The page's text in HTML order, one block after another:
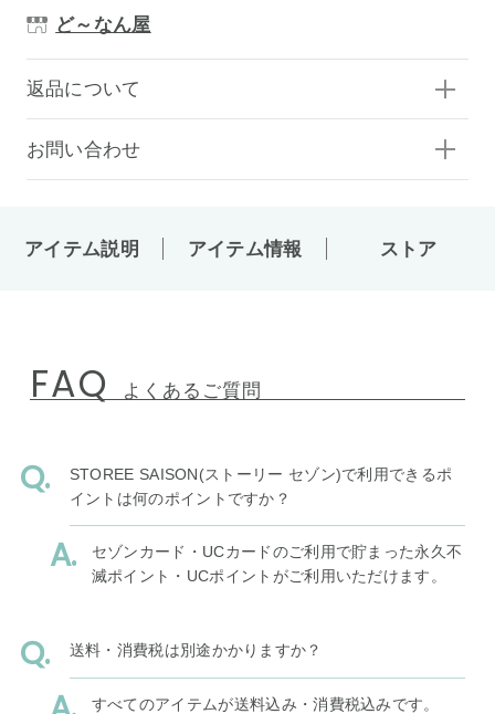
ど～なん屋
返品について
お問い合わせ
アイテム説明 アイテム情報 ストア
FAQ よくあるご質問
STOREE SAISON(ストーリー セゾン)で利用できるポ
イントは何のポイントですか？
セゾンカード・UCカードのご利用で貯まった永久不
滅ポイント・UCポイントがご利用いただけます。
送料・消費税は別途かかりますか？
すべてのアイテムが送料込み・消費税込みです。